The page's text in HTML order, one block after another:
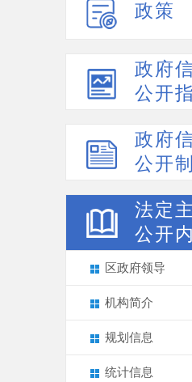
政策
政府
公开
政府
公开
法定
公开
区政府领导
机构简介
规划信息
统计信息